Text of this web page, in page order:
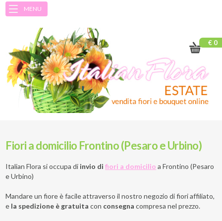
MENU
€ 0
Fiori a domicilio Frontino (Pesaro e Urbino)
Italian Flora si occupa di invio difiori a domicilio a Frontino (Pesaro
e Urbino)
Mandare un fiore è facile attraverso il nostro negozio di fiori affiliato,
e la spedizione è gratuita con consegna compresa nel prezzo.